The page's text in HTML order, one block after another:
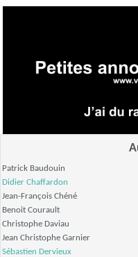
Patrick Baudouin
Didier Chaffardon
Jean-François Chéné
Benoit Courault
Christophe Daviau
Jean Christophe Garnier
Sébastien Dervieux